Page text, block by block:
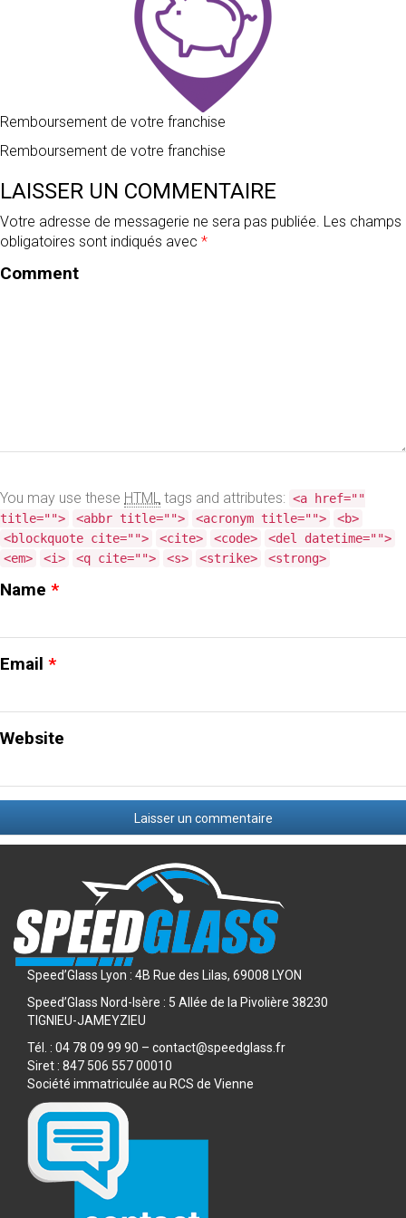
SPEED’GLASS
PARE-
ENDOMMAGÉ
:
FAIRE
EXEMPLES
Remboursement de votre franchise
Remboursement de votre franchise
LAISSER UN COMMENTAIRE
Votre adresse de messagerie ne sera pas publiée. Les champs
obligatoires sont indiqués avec *
Comment
You may use these HTML tags and attributes: <a href=""
title="">
<abbr title=""> <acronym title="">
<b>
<blockquote cite="">
<cite> <code>
<del datetime="">
<em>
<i> <q cite=""> <s> <strike> <strong>
Name *
Email *
Website
Speed’Glass Lyon : 4B Rue des Lilas, 69008 LYON
Speed’Glass Nord-Isère : 5 Allée de la Pivolière 38230
TIGNIEU-JAMEYZIEU
Tél. : 04 78 09 99 90 – contact@speedglass.fr
Siret : 847 506 557 00010
Société immatriculée au RCS de Vienne